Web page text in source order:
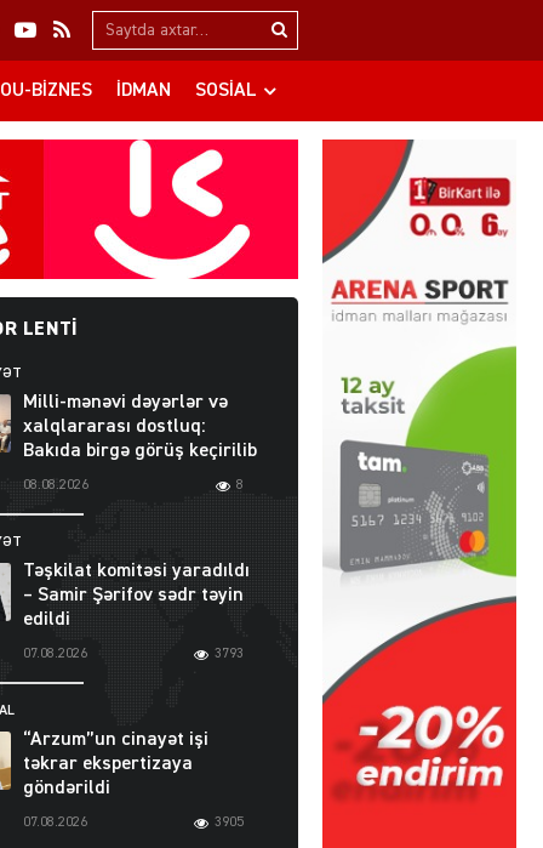
Search…
BIZNES İDMAN SOSIAL
LENTI
Milli-mənəvi dəyərlər və
xalqlararası dostluq:
Bakıda birgə görüş keçirilib
08.08.2026 8
Təşkilat komitəsi yaradıldı
– Samir Şərifov sədr təyin
edildi
07.08.2026 3793
“Arzum”un cinayət işi
təkrar ekspertizaya
göndərildi
07.08.2026 3905